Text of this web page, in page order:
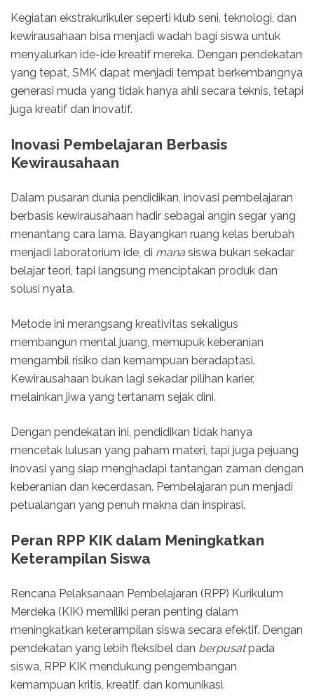
Kegiatan ekstrakurikuler seperti klub seni, teknologi, dan
kewirausahaan bisa menjadi wadah bagi siswa untuk
menyalurkan ide-ide kreatif mereka. Dengan pendekatan
yang tepat, SMK dapat menjadi tempat berkembangnya
generasi muda yang tidak hanya ahli secara teknis, tetapi
juga kreatif dan inovatif.
Inovasi Pembelajaran Berbasis
Kewirausahaan
Dalam pusaran dunia pendidikan, inovasi pembelajaran
berbasis kewirausahaan hadir sebagai angin segar yang
menantang cara lama. Bayangkan ruang kelas berubah
menjadi laboratorium ide, di mana siswa bukan sekadar
belajar teori, tapi langsung menciptakan produk dan
solusi nyata.
Metode ini merangsang kreativitas sekaligus
membangun mental juang, memupuk keberanian
mengambil risiko dan kemampuan beradaptasi.
Kewirausahaan bukan lagi sekadar pilihan karier,
melainkan jiwa yang tertanam sejak dini.
Dengan pendekatan ini, pendidikan tidak hanya
mencetak lulusan yang paham materi, tapi juga pejuang
inovasi yang siap menghadapi tantangan zaman dengan
keberanian dan kecerdasan. Pembelajaran pun menjadi
petualangan yang penuh makna dan inspirasi.
Peran RPP KIK dalam Meningkatkan
Keterampilan Siswa
Rencana Pelaksanaan Pembelajaran (RPP) Kurikulum
Merdeka (KIK) memiliki peran penting dalam
meningkatkan keterampilan siswa secara efektif. Dengan
pendekatan yang lebih fleksibel dan berpusatpada
siswa, RPP KIK mendukung pengembangan
kemampuan kritis, kreatif, dan komunikasi.